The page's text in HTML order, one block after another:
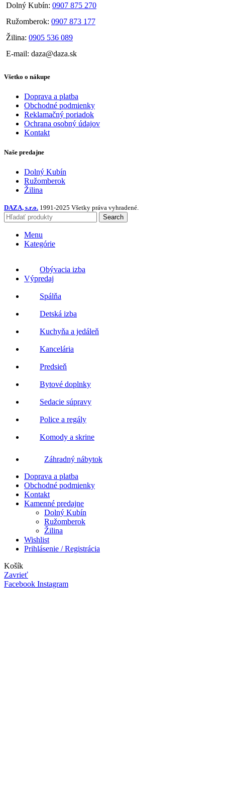
Dolný Kubín: 0907 875 270
Ružomberok: 0907 873 177
Žilina: 0905 536 089
E-mail: daza@daza.sk
Všetko o nákupe
Doprava a platba
Obchodné podmienky
Reklamačný poriadok
Ochrana osobný údajov
Kontakt
Naše predajne
Dolný Kubín
Ružomberok
Žilina
DAZA, s.r.o. 1991-2025 Všetky práva vyhradené.
Search
Menu
Kategórie
Obývacia izba
Výpredaj
Spálňa
Detská izba
Kuchyňa a jedáleň
Kancelária
Predsieň
Bytové doplnky
Sedacie súpravy
Police a regály
Komody a skrine
Záhradný nábytok
Doprava a platba
Obchodné podmienky
Kontakt
Kamenné predajne
Dolný Kubín
Ružomberok
Žilina
Wishlist
Prihlásenie / Registrácia
Košík
Zavrieť
Facebook Instagram